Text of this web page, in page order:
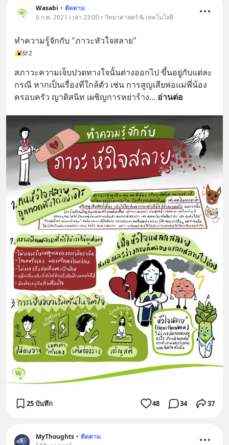
Wasabi • ติดตาม
6 ก.พ. 2021 เวลา 23:00 • วิทยาศาสตร์ & เทคโนโลยี
ทำความรู้จักกับ "ภาวะหัวใจสลาย"
2
สภาวะความเจ็บปวดทางใจนั้นต่างออกไป ขึ้นอยู่กับแต่ละ
กรณี หากเป็นเรื่องที่ใกล้ตัว เช่น การสูญเสียพ่อแม่พี่น้อง
ครอบครัว ญาติสนิท เผชิญการหย่าร้าง... อ่านต่อ
25 บันทึก 48 34 37
MyThoughts • ติดตาม